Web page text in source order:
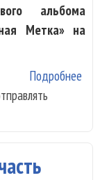
альбома
Метка» на
Подробнее